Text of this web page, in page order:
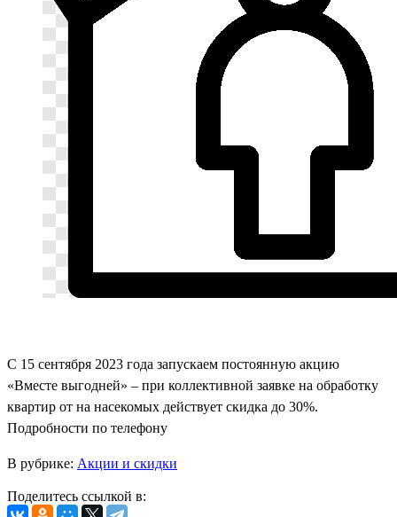
С 15 сентября 2023 года запускаем постоянную акцию
«Вместе выгодней» – при коллективной заявке на обработку
квартир от на насекомых действует скидка до 30%.
Подробности по телефону
В рубрике: Акции и скидки
Поделитесь ссылкой в: